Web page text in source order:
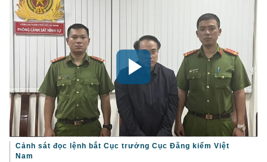
Cảnh sát đọc lệnh bắt Cục trưởng Cục Đăng kiểm Việt
Nam